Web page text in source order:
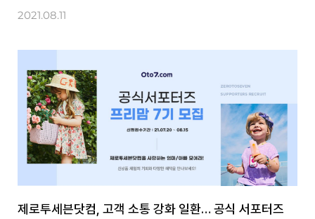
2021.08.11
제로투세븐닷컴, 고객 소통 강화 일환… 공식 서포터즈